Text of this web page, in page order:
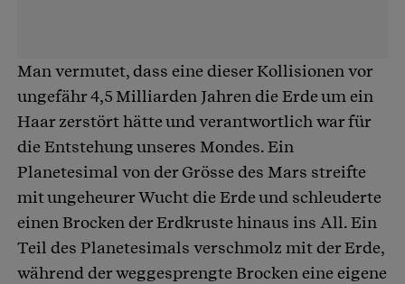
Man vermutet, dass eine dieser Kollisionen vor
ungefähr 4,5 Milliarden Jahren die Erde um ein
Haar zerstört hätte und verantwortlich war für
die Entstehung unseres Mondes. Ein
Planetesimal von der Grösse des Mars streifte
mit ungeheurer Wucht die Erde und schleuderte
einen Brocken der Erdkruste hinaus ins All. Ein
Teil des Planetesimals verschmolz mit der Erde,
während der weggesprengte Brocken eine eigene